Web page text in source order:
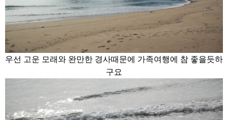
우선 고운 모래와 완만한 경사때문에 가족여행에 참 좋을듯하
구요